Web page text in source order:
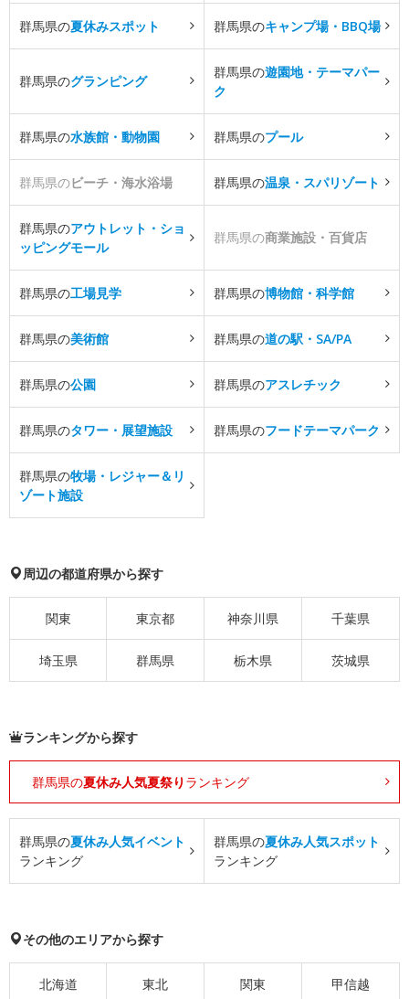
群馬県の夏休みスポット 群馬県のキャンプ場・BBQ場
群馬県のグランピング
群馬県の遊園地・テーマパー
ク
群馬県の水族館・動物園 群馬県のプール
群馬県のビーチ・海水浴場 群馬県の温泉・スパリゾート
群馬県のアウトレット・ショ
ッピングモール
群馬県の商業施設・百貨店
群馬県の工場見学 群馬県の博物館・科学館
群馬県の美術館 群馬県の道の駅・SA/PA
群馬県の公園 群馬県のアスレチック
群馬県のタワー・展望施設 群馬県のフードテーマパーク
群馬県の牧場・レジャー＆リ
ゾート施設
周辺の都道府県から探す
関東 東京都 神奈川県 千葉県
埼玉県 群馬県 栃木県 茨城県
ランキングから探す
群馬県の夏休み人気夏祭り ランキング
群馬県の夏休み人気イベント
ランキング
群馬県の夏休み人気スポット
ランキング
その他のエリアから探す
北海道 東北 関東 甲信越